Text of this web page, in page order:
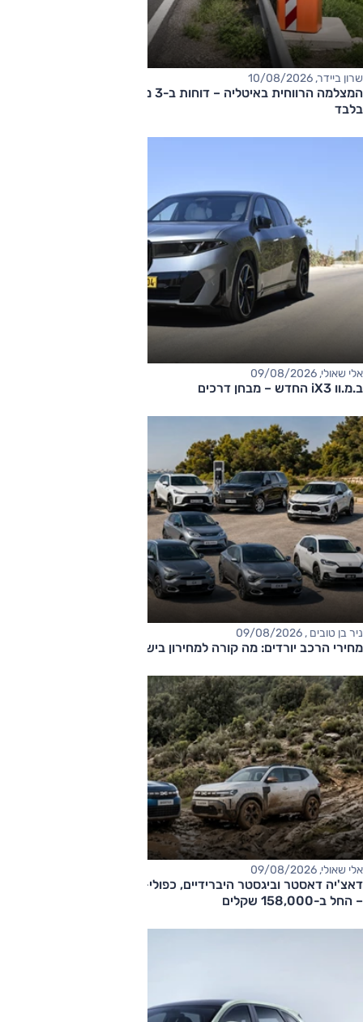
שרון ביידר, 10/08/2026
בלבד
אלי שאולי, 09/08/2026
ב.מ.וו iX3 החדש – מבחן דרכים
ניר בן טובים , 09/08/2026
מחירי הרכב יורדים: מה קורה למחירון בישראל?
אלי שאולי, 09/08/2026
דאצ'יה דאסטר וביגסטר היברידיים, כפולי-הנעה עם תיבה אוטומטית
– החל ב-158,000 שקלים